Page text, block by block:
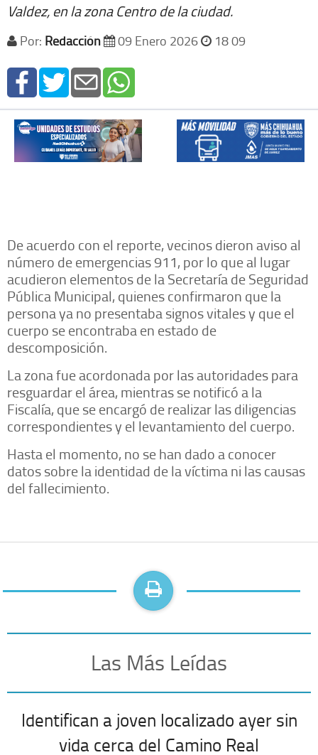
Valdez, en la zona Centro de la ciudad.
Por: Redacción 09 Enero 2026 18 09
De acuerdo con el reporte, vecinos dieron aviso al
número de emergencias 911, por lo que al lugar
acudieron elementos de la Secretaría de Seguridad
Pública Municipal, quienes confirmaron que la
persona ya no presentaba signos vitales y que el
cuerpo se encontraba en estado de
descomposición.
La zona fue acordonada por las autoridades para
resguardar el área, mientras se notificó a la
Fiscalía, que se encargó de realizar las diligencias
correspondientes y el levantamiento del cuerpo.
Hasta el momento, no se han dado a conocer
datos sobre la identidad de la víctima ni las causas
del fallecimiento.
Las Más Leídas
Identifican a joven localizado ayer sin
vida cerca del Camino Real